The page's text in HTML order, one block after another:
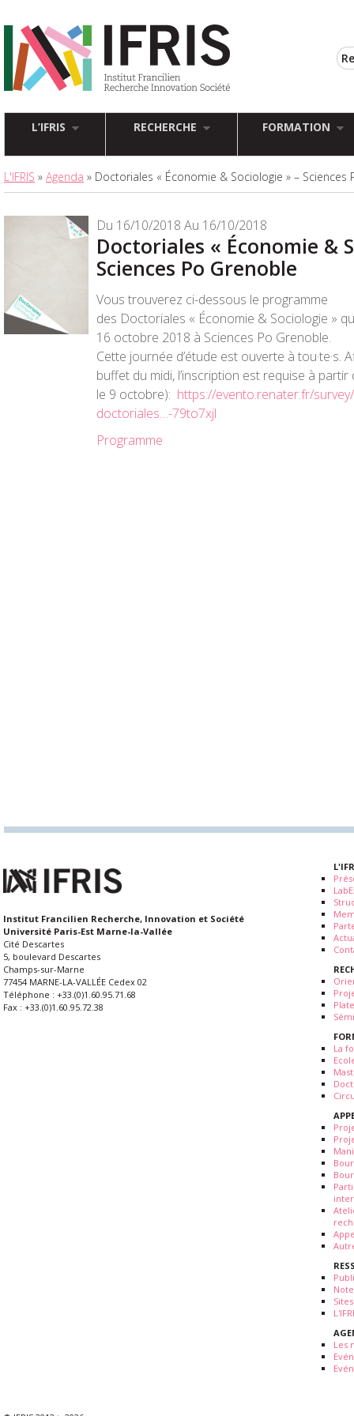
L’IFRIS RECHERCHE FORMATION
L'IFRIS » Agenda » Doctoriales « Économie & Sociologie » – Sciences
Du 16/10/2018 Au 16/10/2018
Doctoriales « Économie &
Sciences Po Grenoble
Vous trouverez ci-dessous le programme
des Doctoriales « Économie & Sociologie »
16 octobre 2018 à Sciences Po Grenoble.
Cette journée d’étude est ouverte à tou·te·s.
buffet du midi, l’inscription est requise à
le 9 octobre): https://evento.renater.fr/
doctoriales…-79to7xjl
Programme
Institut Francilien Recherche, Innovation et Société
Université Paris-Est Marne-la-Vallée
Cité Descartes
5, boulevard Descartes
Champs-sur-Marne
77454 MARNE-LA-VALLÉE Cedex 02
Téléphone : +33.(0)1.60.95.71.68
Fax : +33.(0)1.60.95.72.38
La
Les